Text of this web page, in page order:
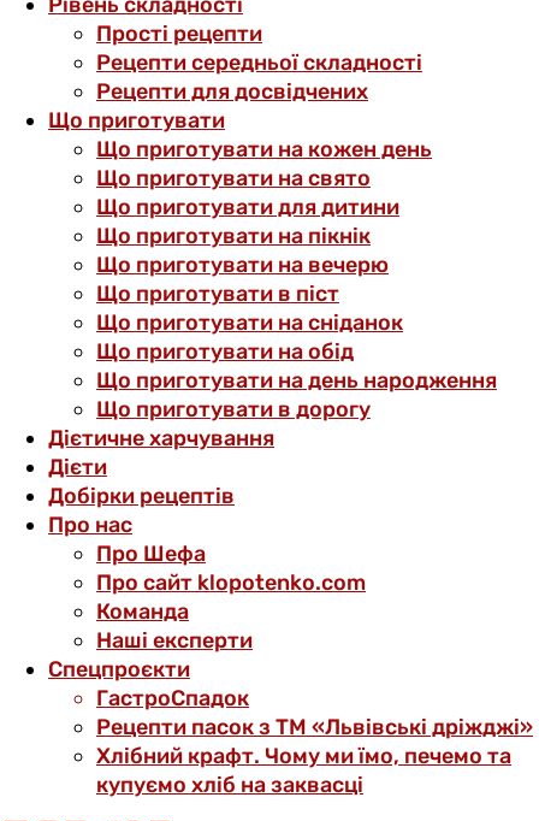
Прості рецепти
Рецепти середньої складності
Рецепти для досвідчених
Що приготувати
Що приготувати на кожен день
Що приготувати на свято
Що приготувати для дитини
Що приготувати на пікнік
Що приготувати на вечерю
Що приготувати в піст
Що приготувати на сніданок
Що приготувати на обід
Що приготувати на день народження
Що приготувати в дорогу
Дієтичне харчування
Дієти
Добірки рецептів
Про нас
Про Шефа
Про сайт klopotenko.com
Команда
Наші експерти
Спецпроєкти
ГастроСпадок
Рецепти пасок з ТМ «Львівські дріжджі»
Хлібний крафт. Чому ми їмо, печемо та
купуємо хліб на заквасці